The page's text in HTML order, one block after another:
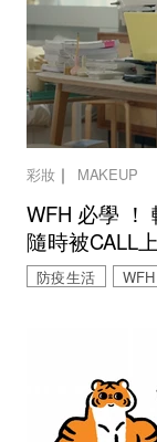
彩妝｜ MAKEUP
WFH 必學 ！
隨時被CALL
防疫生活 WFH